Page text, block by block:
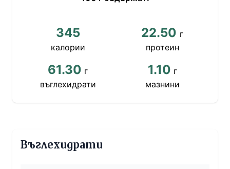
345
калории
22.50 г
протеин
61.30 г
въглехидрати
1.10 г
мазнини
Въглехидрати